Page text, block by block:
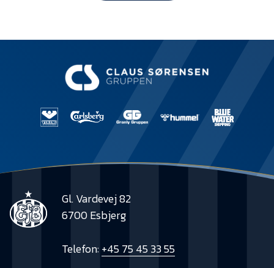
Gl. Vardevej 82
6700 Esbjerg
Telefon:+45 75 45 33 55